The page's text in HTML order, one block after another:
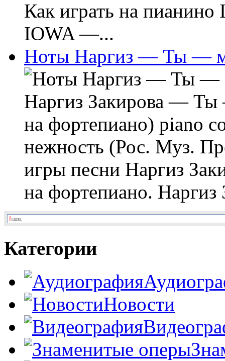
Как играть на
IOWA —...
Ноты Наргиз — Ты —
Наргиз Закирова —
на фортепиано) piano
нежность (Рос. Муз.
игры песни Наргиз
на фортепиано. Наргиз
Категории
Новости